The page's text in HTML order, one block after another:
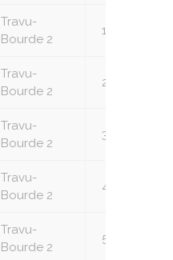
Travu-
Bourde 2
1
Travu-
Bourde 2
2
Travu-
Bourde 2
3
Travu-
Bourde 2
4
Travu-
Bourde 2
5